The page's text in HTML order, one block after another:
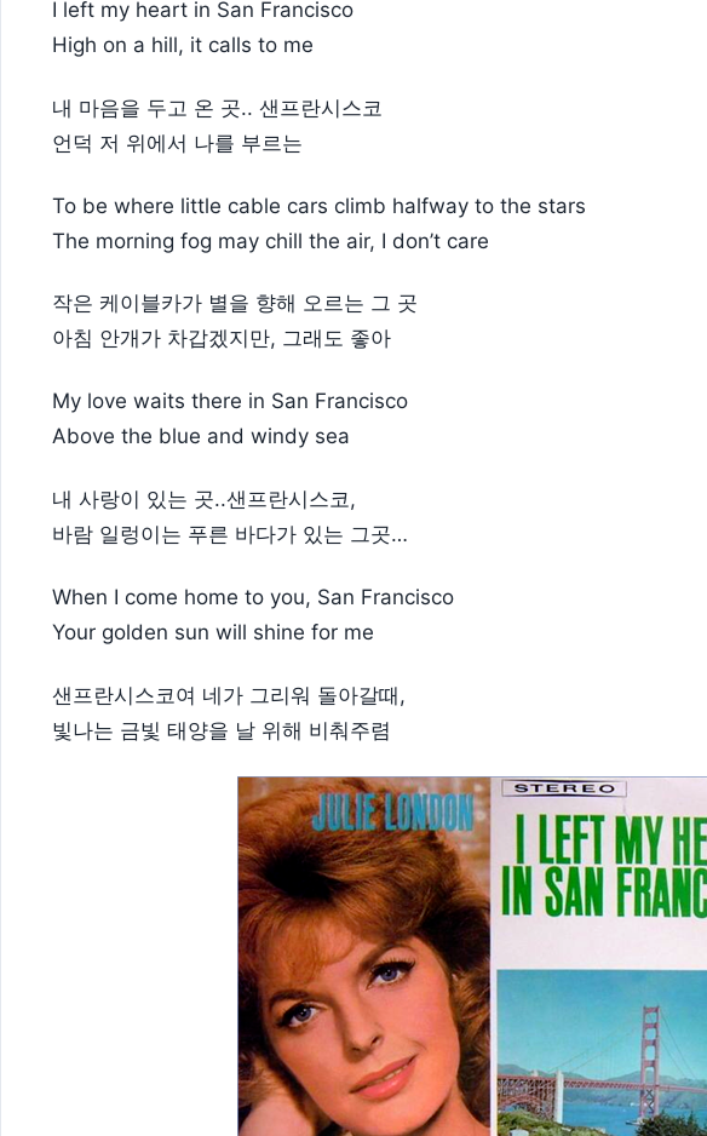
I left my heart in San Francisco
High on a hill, it calls to me
내 마음을 두고 온 곳.. 샌프란시스코
언덕 저 위에서 나를 부르는
To be where little cable cars climb halfway to the stars
The morning fog may chill the air, I don’t care
작은 케이블카가 별을 향해 오르는 그 곳
아침 안개가 차갑겠지만, 그래도 좋아
My love waits there in San Francisco
Above the blue and windy sea
내 사랑이 있는 곳..샌프란시스코,
바람 일렁이는 푸른 바다가 있는 그곳…
When I come home to you, San Francisco
Your golden sun will shine for me
샌프란시스코여 네가 그리워 돌아갈때,
빛나는 금빛 태양을 날 위해 비춰주렴